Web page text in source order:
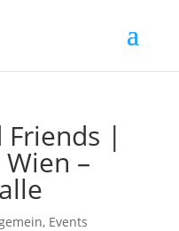
Friends |
–
, Events